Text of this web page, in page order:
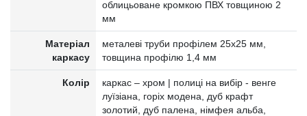
облицьоване кромкою ПВХ товщиною 2
мм
Матеріал
каркасу
металеві труби профілем 25x25 мм,
товщина профілю 1,4 мм
Колір
каркас – хром | полиці на вибір - венге
луїзіана, горіх модена, дуб крафт
золотий, дуб палена, німфея альба,